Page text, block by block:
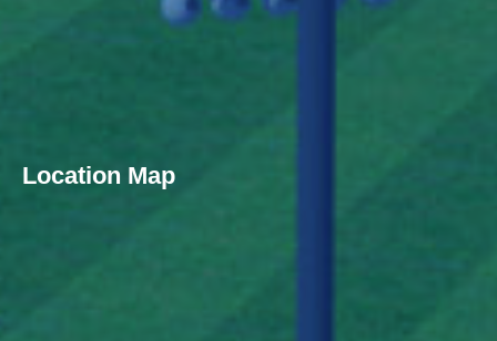
Location Map